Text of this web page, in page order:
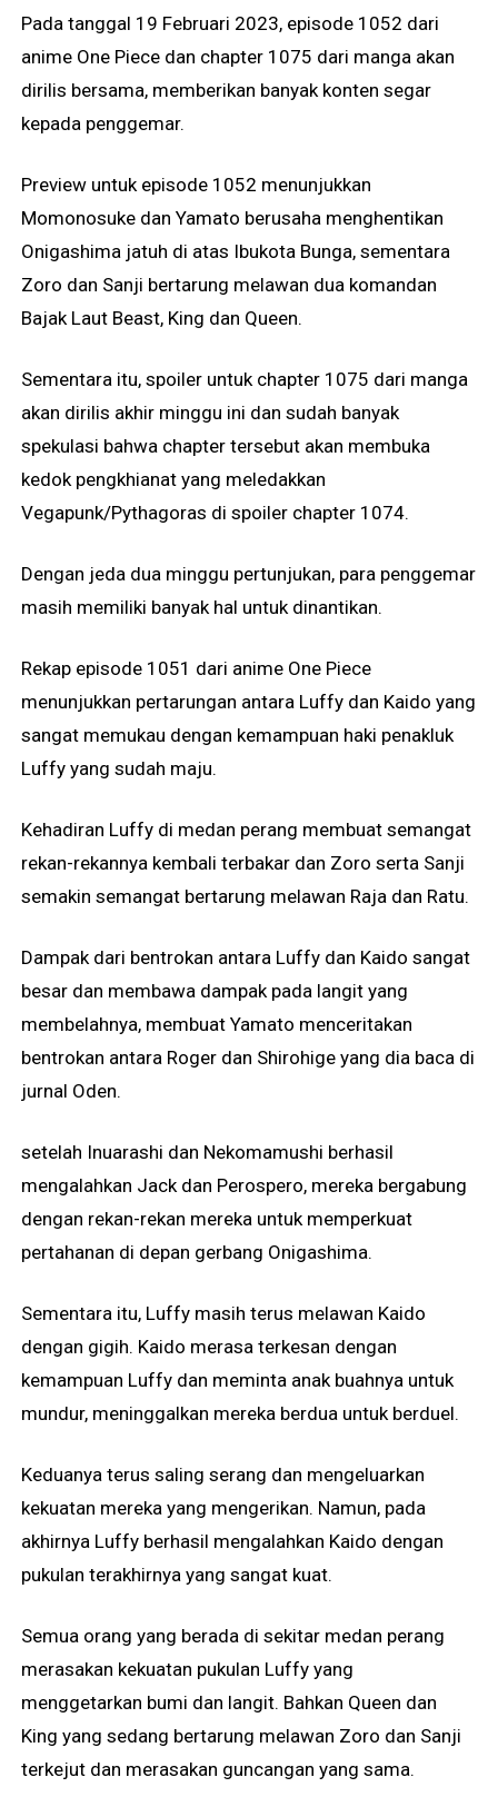
Pada tanggal 19 Februari 2023, episode 1052 dari
anime One Piece dan chapter 1075 dari manga akan
dirilis bersama, memberikan banyak konten segar
kepada penggemar.
Preview untuk episode 1052 menunjukkan
Momonosuke dan Yamato berusaha menghentikan
Onigashima jatuh di atas Ibukota Bunga, sementara
Zoro dan Sanji bertarung melawan dua komandan
Bajak Laut Beast, King dan Queen.
Sementara itu, spoiler untuk chapter 1075 dari manga
akan dirilis akhir minggu ini dan sudah banyak
spekulasi bahwa chapter tersebut akan membuka
kedok pengkhianat yang meledakkan
Vegapunk/Pythagoras di spoiler chapter 1074.
Dengan jeda dua minggu pertunjukan, para penggemar
masih memiliki banyak hal untuk dinantikan.
Rekap episode 1051 dari anime One Piece
menunjukkan pertarungan antara Luffy dan Kaido yang
sangat memukau dengan kemampuan haki penakluk
Luffy yang sudah maju.
Kehadiran Luffy di medan perang membuat semangat
rekan-rekannya kembali terbakar dan Zoro serta Sanji
semakin semangat bertarung melawan Raja dan Ratu.
Dampak dari bentrokan antara Luffy dan Kaido sangat
besar dan membawa dampak pada langit yang
membelahnya, membuat Yamato menceritakan
bentrokan antara Roger dan Shirohige yang dia baca di
jurnal Oden.
setelah Inuarashi dan Nekomamushi berhasil
mengalahkan Jack dan Perospero, mereka bergabung
dengan rekan-rekan mereka untuk memperkuat
pertahanan di depan gerbang Onigashima.
Sementara itu, Luffy masih terus melawan Kaido
dengan gigih. Kaido merasa terkesan dengan
kemampuan Luffy dan meminta anak buahnya untuk
mundur, meninggalkan mereka berdua untuk berduel.
Keduanya terus saling serang dan mengeluarkan
kekuatan mereka yang mengerikan. Namun, pada
akhirnya Luffy berhasil mengalahkan Kaido dengan
pukulan terakhirnya yang sangat kuat.
Semua orang yang berada di sekitar medan perang
merasakan kekuatan pukulan Luffy yang
menggetarkan bumi dan langit. Bahkan Queen dan
King yang sedang bertarung melawan Zoro dan Sanji
terkejut dan merasakan guncangan yang sama.